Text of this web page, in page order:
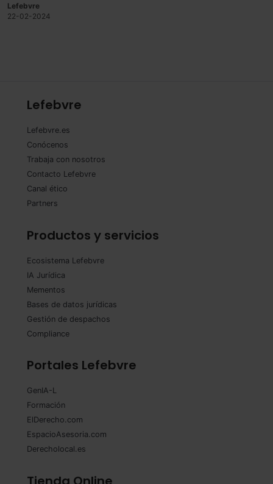
Lefebvre
22-02-2024
Lefebvre
Lefebvre.es
Conócenos
Trabaja con nosotros
Contacto Lefebvre
Canal ético
Partners
Productos y servicios
Ecosistema Lefebvre
IA Jurídica
Mementos
Bases de datos jurídicas
Gestión de despachos
Compliance
Portales Lefebvre
GenIA-L
Formación
ElDerecho.com
EspacioAsesoria.com
Derecholocal.es